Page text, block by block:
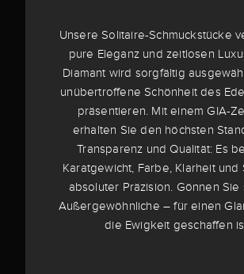
Unsere Solitaire-Schmuckstücke
pure Eleganz und zeitlosen
Diamant wird sorgfältig
unübertroffene Schönheit des
präsentieren. Mit einem GIA-
erhalten Sie den höchsten
Transparenz und Qualität: Es
Karatgewicht, Farbe, Klarheit und
absoluter Präzision. Gönnen Sie
Außergewöhnliche – für einen
die Ewigkeit geschaffen